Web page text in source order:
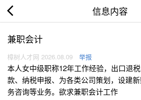
信息内容
兼职会计
樟树人才网 2026.08.09 举报
本人女中级职称12年工作经验，出口退
款、纳税申报、为各类公司策划，设建
务咨询等业务。欲求兼职会计工作